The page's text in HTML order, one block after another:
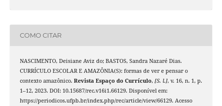
COMO CITAR
NASCIMENTO, Deisiane Aviz do; BASTOS, Sandra Nazaré Dias.
CURRÍCULO ESCOLAR E AMAZÔNIA(S): formas de ver e pensar o
contexto amazônico. Revista Espaço do Currículo, [S. l.], v. 16, n. 1, p.
1–12, 2023. DOI: 10.15687/rec.v16i1.66129. Disponível em:
https://periodicos.ufpb.br/index.php/rec/article/view/66129. Acesso